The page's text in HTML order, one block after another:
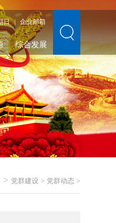
日 | 企业邮箱
综合发展
> 党群建设 > 党群动态 >